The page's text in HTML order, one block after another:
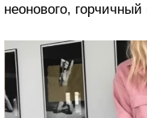
неонового,